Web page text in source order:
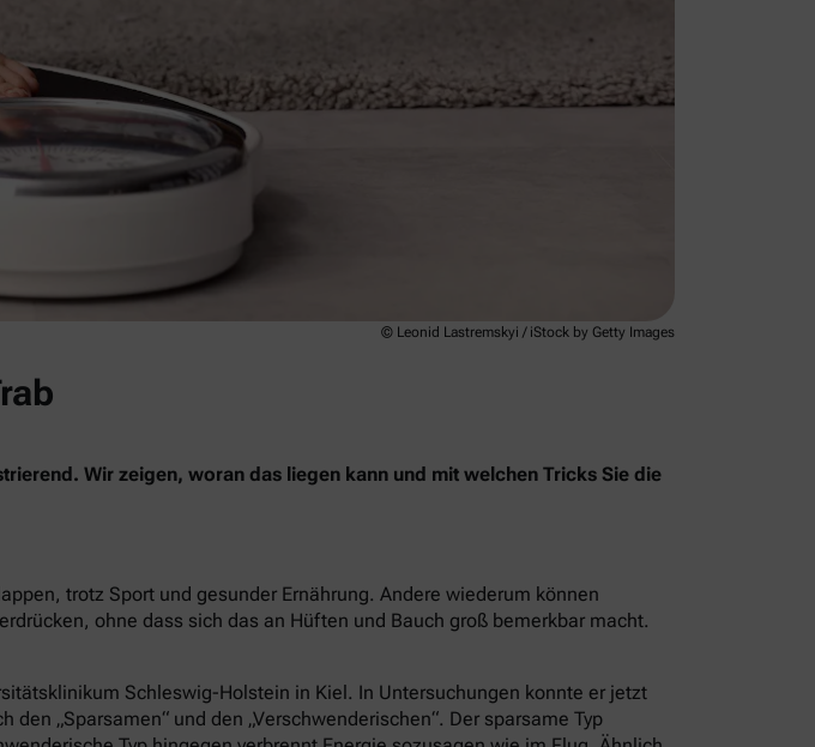
© Leonid Lastremskyi / iStock by Getty Images
Wir zeigen, woran das liegen kann und mit welchen Tricks Sie die
trotz Sport und gesunder Ernährung. Andere wiederum können
ohne dass sich das an Hüften und Bauch groß bemerkbar macht.
Schleswig-Holstein in Kiel. In Untersuchungen konnte er jetzt
„Sparsamen“ und den „Verschwenderischen“. Der sparsame Typ